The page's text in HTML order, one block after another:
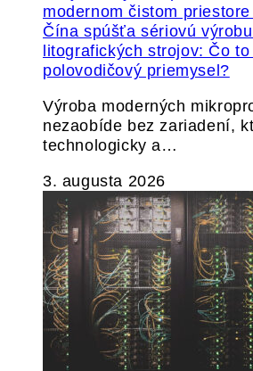
Čína spúšťa sériovú
litografických strojov: Čo
polovodičový priemysel?
Výroba moderných
nezaobíde bez zariadení,
technologicky a…
3. augusta 2026